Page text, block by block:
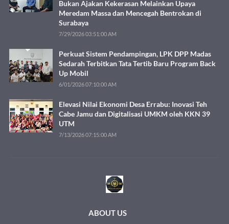
Bukan Ajakan Kekerasan Melainkan Upaya
Meredam Massa dan Mencegah Bentrokan di
Surabaya
7/29/2026 03:51:00 AM
Perkuat Sistem Pendampingan, LPK DPP Madas
Sedarah Terbitkan Tata Tertib Baru Program Back
Up Mobil
6/01/2026 07:10:00 AM
Elevasi Nilai Ekonomi Desa Errabu: Inovasi Teh
Cabe Jamu dan Digitalisasi UMKM oleh KKN 39
UTM
7/13/2026 07:15:00 AM
ABOUT US